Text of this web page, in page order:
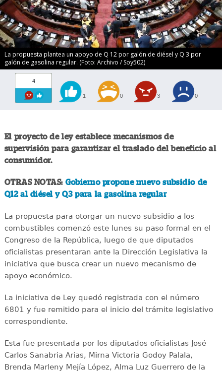
La propuesta plantea un apoyo de Q 12 por galón de diésel y Q 3 por
galón de gasolina regular. (Foto: Archivo / Soy502)
4
1 0 3 0
El proyecto de ley establece mecanismos de
supervisión para garantizar el traslado del beneficio al
consumidor.
OTRAS NOTAS: Gobierno propone nuevo subsidio de
Q12 al diésel y Q3 para la gasolina regular
La propuesta para otorgar un nuevo subsidio a los
combustibles comenzó este lunes su paso formal en el
Congreso de la República, luego de que diputados
oficialistas presentaran ante la Dirección Legislativa la
iniciativa que busca crear un nuevo mecanismo de
apoyo económico.
La iniciativa de Ley quedó registrada con el número
6801 y fue remitido para el inicio del trámite legislativo
correspondiente.
Esta fue presentada por los diputados oficialistas José
Carlos Sanabria Arias, Mirna Victoria Godoy Palala,
Brenda Marleny Mejía López, Alma Luz Guerrero de la